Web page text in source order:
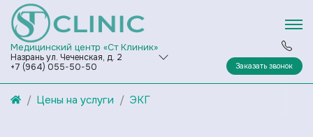
Медицинский центр «Ст Клиник»
Назрань ул. Чеченская, д. 2
+7 (964) 055-50-50
Заказать звонок
Цены на услуги ЭКГ